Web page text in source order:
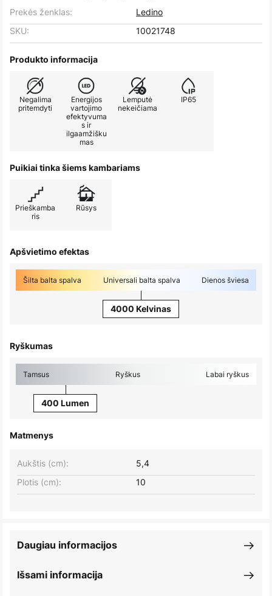
Prekės ženklas:
Ledino
SKU:
10021748
Produkto informacija
Negalima
pritemdyti
Energijos
vartojimo
efektyvuma
s ir
ilgaamžišku
mas
Lemputė
nekeičiama
IP65
Puikiai tinka šiems kambariams
Prieškamba
ris
Rūsys
Apšvietimo efektas
Šilta balta spalva Universali balta spalva Dienos šviesa
4000 Kelvinas
Ryškumas
Tamsus Ryškus Labai ryškus
400 Lumen
Matmenys
Plotis (cm): 10
Aukštis (cm): 5,4
Išsami informacija
Daugiau informacijos